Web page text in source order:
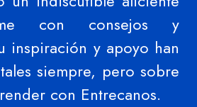
con consejos y
inspiración y apoyo han
siempre, pero sobre
con Entrecanos.